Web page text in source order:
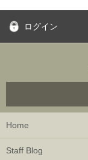
ログイン
Home
Staff Blog